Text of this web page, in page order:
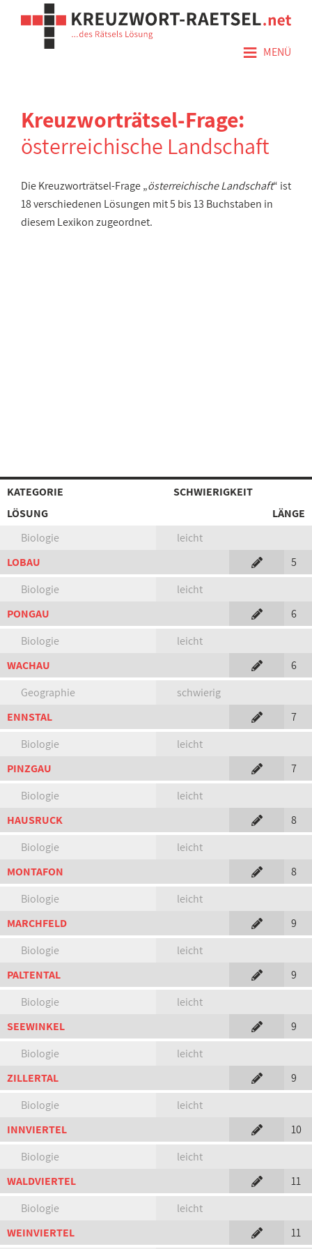
≡ MENÜ
Kreuzworträtsel-Frage:
österreichische Landschaft
Die Kreuzworträtsel-Frage „österreichische Landschaft“ ist
18 verschiedenen Lösungen mit 5 bis 13 Buchstaben in
diesem Lexikon zugeordnet.
KATEGORIE
SCHWIERIGKEIT
LÖSUNG
LÄNGE
Biologie
leicht
LOBAU
5
Biologie
leicht
PONGAU
6
Biologie
leicht
WACHAU
6
Geographie
schwierig
ENNSTAL
7
Biologie
leicht
PINZGAU
7
Biologie
leicht
HAUSRUCK
8
Biologie
leicht
MONTAFON
8
Biologie
leicht
MARCHFELD
9
Biologie
leicht
PALTENTAL
9
Biologie
leicht
SEEWINKEL
9
Biologie
leicht
ZILLERTAL
9
Biologie
leicht
INNVIERTEL
10
Biologie
leicht
WALDVIERTEL
11
Biologie
leicht
WEINVIERTEL
11